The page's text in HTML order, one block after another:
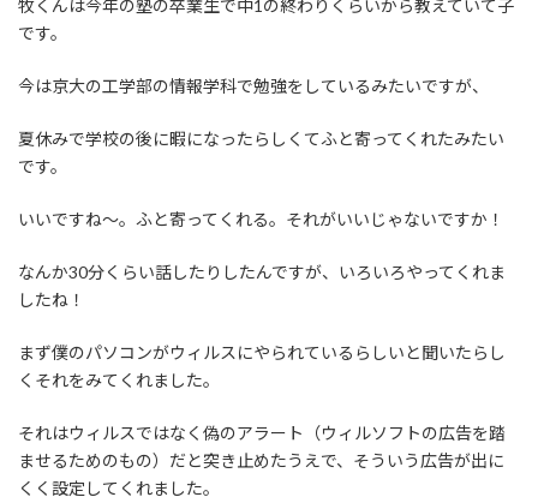
牧くんは今年の塾の卒業生で中1の終わりくらいから教えていて子
です。
今は京大の工学部の情報学科で勉強をしているみたいですが、
夏休みで学校の後に暇になったらしくてふと寄ってくれたみたい
です。
いいですね～。ふと寄ってくれる。それがいいじゃないですか！
なんか30分くらい話したりしたんですが、いろいろやってくれま
したね！
まず僕のパソコンがウィルスにやられているらしいと聞いたらし
くそれをみてくれました。
それはウィルスではなく偽のアラート（ウィルソフトの広告を踏
ませるためのもの）だと突き止めたうえで、そういう広告が出に
くく設定してくれました。